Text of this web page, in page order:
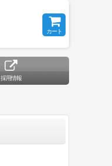
カート
採用情報